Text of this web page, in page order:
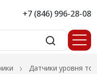
+7 (846) 996-28-08
Датчики уровня